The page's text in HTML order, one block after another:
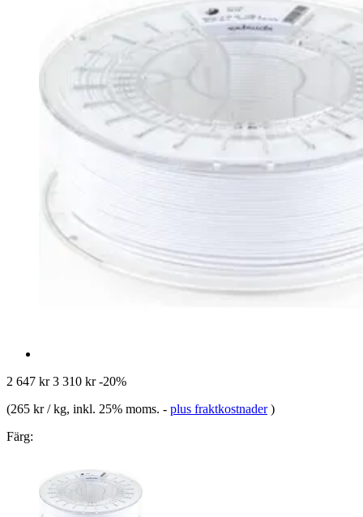
2 647 kr 3 310 kr -20%
(265 kr / kg, inkl. 25% moms. - plus fraktkostnader )
Färg: